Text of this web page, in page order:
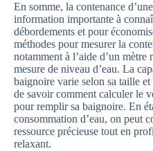
En somme, la contenance
information importante à
débordements et pour
méthodes pour mesurer la
notamment à l’aide d’un
mesure de niveau d’eau. La
baignoire varie selon sa taille
de savoir comment calculer le
pour remplir sa baignoire. En
consommation d’eau, on peut
ressource précieuse tout en
relaxant.